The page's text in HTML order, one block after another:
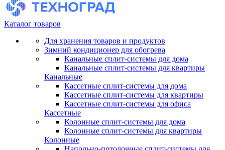
Каталог товаров
Для хранения товаров и продуктов
Зимний кондиционер для обогрева
Канальные сплит-системы для дома
Канальные сплит-системы для квартиры
Канальные
Кассетные сплит-системы для дома
Кассетные сплит-системы для квартиры
Кассетные сплит-системы для офиса
Кассетные
Колонные сплит-системы для дома
Колонные сплит-системы для квартиры
Колонные